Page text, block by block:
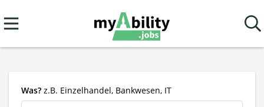
Was? z.B. Einzelhandel, Bankwesen, IT